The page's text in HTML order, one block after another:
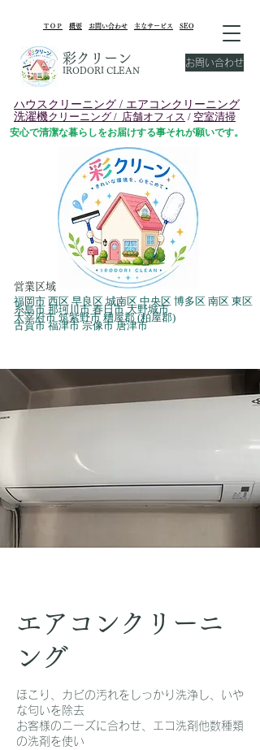
彩クリーン
IRODORI CLEAN
お問い合わせ
​ＴＯＰ 概要 お問い合わせ 主なサービス SEO
安心で清潔な暮らしをお届けする事それが願いです。
ハウスクリーニング / エアコンクリーニング
洗濯機クリーニング / 店舗オフィス / 空室清掃
福岡市 西区 早良区 城南区 中央区 博多区 南区 東区
糸島市 那珂川市 春日市 大野城市
太宰府市 筑紫野市 糟屋郡 (粕屋郡)
古賀市 福津市 宗像市​ 唐津市
​営業区域
エアコンクリーニ
ング
ほこり、カビの汚れをしっかり洗浄し、いや
な匂いを除去
お客様のニーズに合わせ、エコ洗剤他数種類
の洗剤を使い